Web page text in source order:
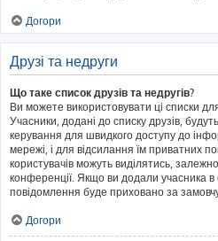
Догори
Друзі та недруги
Що таке список друзів та недругів?
Ви можете використовувати ці списки
Учасники, додані до списку друзів,
керування для швидкого доступу до
мережі, і для відсилання їм приватних
користувачів можуть виділятись,
конференції. Якщо ви додали учасника в
повідомлення буде приховано за
Догори